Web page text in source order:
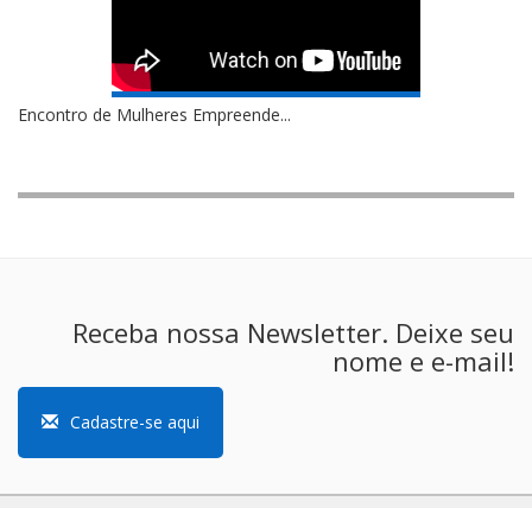
Encontro de Mulheres Empreende...
Receba nossa Newsletter. Deixe seu
nome e e-mail!
Cadastre-se aqui